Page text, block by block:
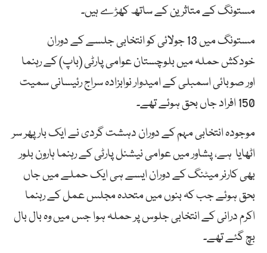
مستونگ کے متاثرین کے ساتھ کھڑے ہیں۔
مستونگ میں 13 جولائی کو انتخابی جلسے کے دوران
خودکش حملہ میں بلوچستان عوامی پارٹی (باپ) کے رہنما
اور صوبائی اسمبلی کے امیدوار نوابزادہ سراج رئیسانی سمیت
150 افراد جاں بحق ہوئے تھے۔
موجودہ انتخابی مہم کے دوران دہشت گردی نے ایک بار پھر سر
اٹھایا ہے، پشاور میں عوامی نیشنل پارٹی کے رہنما ہارون بلور
بھی کارنر میٹنگ کے دوران ایسے ہی ایک حملے میں جاں
بحق ہوئے جب کہ بنوں میں متحدہ مجلس عمل کے رہنما
اکرم درانی کے انتخابی جلوس پر حملہ ہوا جس میں وہ بال بال
بچ گئے تھے۔